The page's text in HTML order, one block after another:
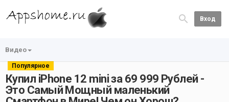
Вход
Видео
Популярное
Купил iPhone 12 mini за 69 999 Рублей -
Это Самый Мощный маленький